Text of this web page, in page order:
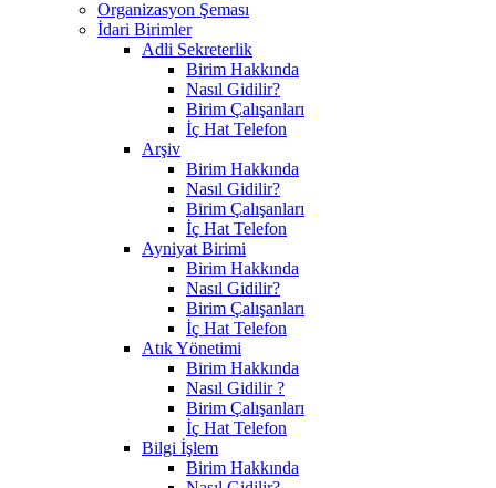
Organizasyon Şeması
İdari Birimler
Adli Sekreterlik
Birim Hakkında
Nasıl Gidilir?
Birim Çalışanları
İç Hat Telefon
Arşiv
Birim Hakkında
Nasıl Gidilir?
Birim Çalışanları
İç Hat Telefon
Ayniyat Birimi
Birim Hakkında
Nasıl Gidilir?
Birim Çalışanları
İç Hat Telefon
Atık Yönetimi
Birim Hakkında
Nasıl Gidilir ?
Birim Çalışanları
İç Hat Telefon
Bilgi İşlem
Birim Hakkında